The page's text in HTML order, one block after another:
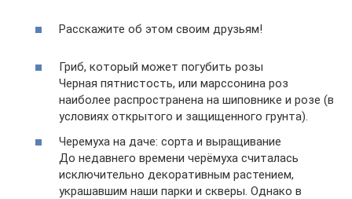
Расскажите об этом своим друзьям!
Гриб, который может погубить розы
Черная пятнистость, или марссонина роз
наиболее распространена на шиповнике и розе (в
условиях открытого и защищенного грунта).
Черемуха на даче: сорта и выращивание
До недавнего времени черёмуха считалась
исключительно декоративным растением,
украшавшим наши парки и скверы. Однако в